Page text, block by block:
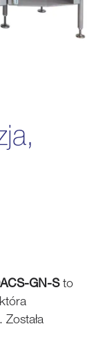
GN-Sto